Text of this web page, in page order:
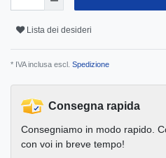
Lista dei desideri
* IVA inclusa escl. Spedizione
Consegna rapida
Consegniamo in modo rapido.
con voi in breve tempo!